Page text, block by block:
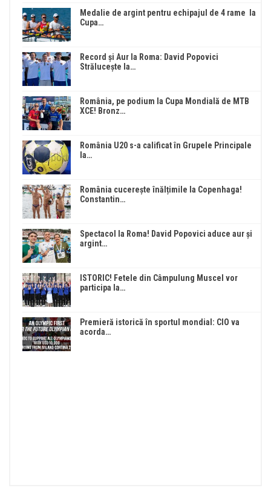
Medalie de argint pentru echipajul de 4 rame la
Cupa…
Record și Aur la Roma: David Popovici
Strălucește la…
România, pe podium la Cupa Mondială de MTB
XCE! Bronz…
România U20 s-a calificat în Grupele Principale
la…
România cucerește înălțimile la Copenhaga!
Constantin…
Spectacol la Roma! David Popovici aduce aur și
argint…
ISTORIC! Fetele din Câmpulung Muscel vor
participa la…
Premieră istorică în sportul mondial: CIO va
acorda…